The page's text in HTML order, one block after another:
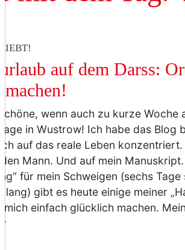
auf dem Darss:
wenn auch zu kurze Woche
in Wustrow! Ich habe das Blog
auf das reale Leben
Mann. Und auf mein
für mein Schweigen (sechs
lang) gibt es heute einige meiner
mich einfach glücklich machen.